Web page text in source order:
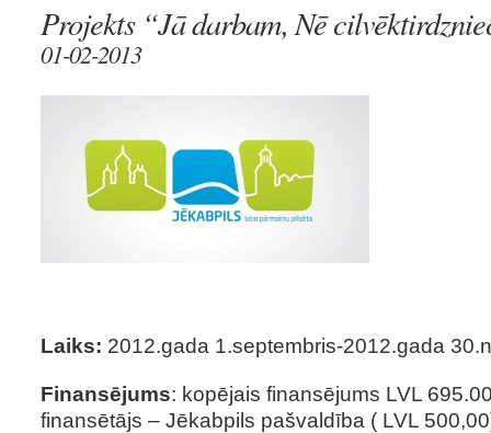
Projekts “Jā darbam, Nē
01-02-2013
Laiks: 2012.gada 1.septembris-2012.gada
Finansējums: kopējais finansējums LVL
finansētājs – Jēkabpils pašvaldība ( LVL